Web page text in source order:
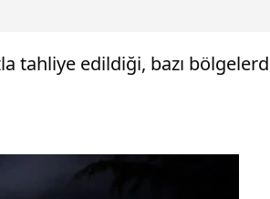
tahliye edildiği, bazı